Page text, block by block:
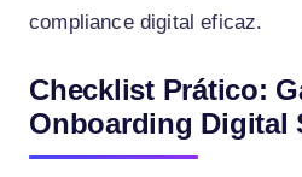
compliance digital eficaz.
Checklist Prático:
Onboarding Digital